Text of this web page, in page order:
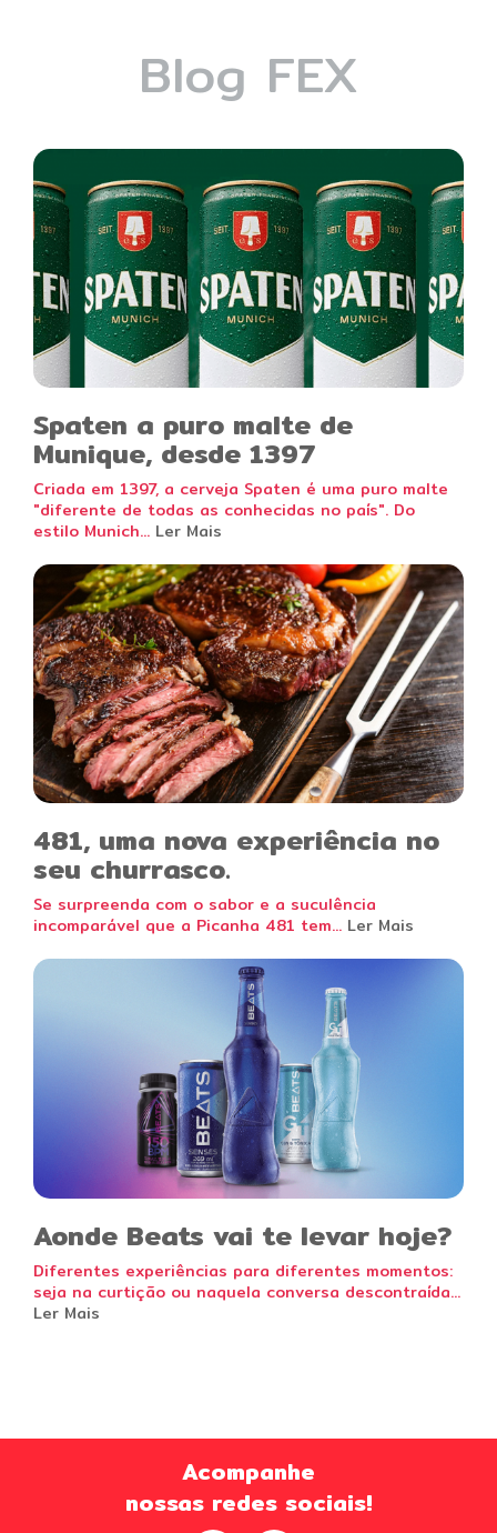
Blog FEX
Spaten a puro malte de
Munique, desde 1397
Criada em 1397, a cerveja Spaten é uma puro malte
"diferente de todas as conhecidas no país". Do
estilo Munich... Ler Mais
481, uma nova experiência no
seu churrasco.
Se surpreenda com o sabor e a suculência
incomparável que a Picanha 481 tem... Ler Mais
Aonde Beats vai te levar hoje?
Diferentes experiências para diferentes momentos:
seja na curtição ou naquela conversa descontraída...
Ler Mais
Acompanhe
nossas redes sociais!